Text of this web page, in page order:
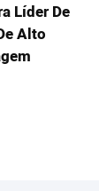
Líder De
Alto